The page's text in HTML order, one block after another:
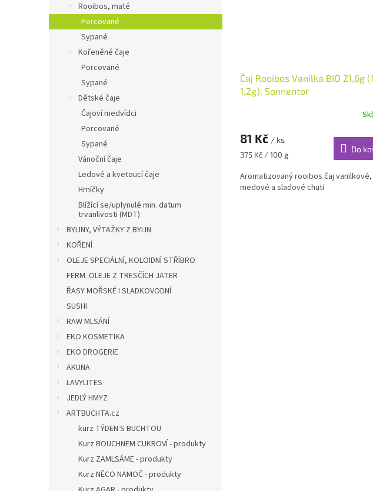
Rooibos, maté
Porcované
Sypané
Kořeněné čaje
Porcované
Sypané
Dětské čaje
Čajoví medvídci
Porcované
Sypané
Vánoční čaje
Ledové a kvetoucí čaje
Hrníčky
Blížící se/uplynulé min. datum
trvanlivosti (MDT)
BYLINY, VÝTAŽKY Z BYLIN
KOŘENÍ
OLEJE SPECIÁLNÍ, KOLOIDNÍ STŘÍBRO
FERM. OLEJE Z TRESČÍCH JATER
ŘASY MOŘSKÉ I SLADKOVODNÍ
SUSHI
RAW MLSÁNÍ
EKO KOSMETIKA
EKO DROGERIE
AKUNA
LAVYLITES
JEDLÝ HMYZ
ARTBUCHTA.cz
kurz TÝDEN S BUCHTOU
Kurz BOUCHNEM CUKROVÍ - produkty
Kurz ZAMLSÁME - produkty
Kurz NĚCO NAMOČ - produkty
Čaj Rooibos Vanilka BIO 21,6g
1,2g), Sonnentor
81 Kč / ks
Měrná
375 Kč / 100 g
Do
Aromatizovaný rooibos čaj vanilkové,
medové a sladové chuti